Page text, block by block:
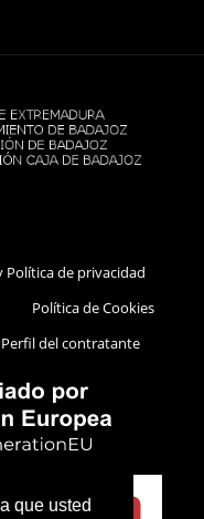
que usted
Política de privacidad
Política de Cookies
Perfil del contratante